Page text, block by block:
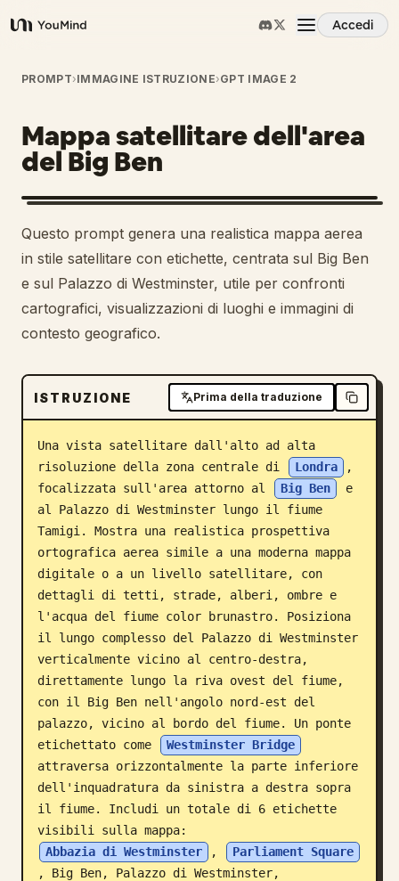
YouMind
Accedi
Panoramica
Casi d'uso
Abilità
Prompt
Prezzi
Blog
Aggiornamenti
PROMPT›IMMAGINE ISTRUZIONE›GPT IMAGE 2
Mappa satellitare dell'area
del Big Ben
Questo prompt genera una realistica mappa aerea
in stile satellitare con etichette, centrata sul Big Ben
e sul Palazzo di Westminster, utile per confronti
cartografici, visualizzazioni di luoghi e immagini di
contesto geografico.
ISTRUZIONE Prima della traduzione
Una vista satellitare dall'alto ad alta
risoluzione della zona centrale di
Londra
,
focalizzata sull'area attorno al
Big Ben
e
al Palazzo di Westminster lungo il fiume
Tamigi. Mostra una realistica prospettiva
ortografica aerea simile a una moderna mappa
digitale o a un livello satellitare, con
dettagli di tetti, strade, alberi, ombre e
l'acqua del fiume color brunastro. Posiziona
il lungo complesso del Palazzo di Westminster
verticalmente vicino al centro-destra,
direttamente lungo la riva ovest del fiume,
con il Big Ben nell'angolo nord-est del
palazzo, vicino al bordo del fiume. Un ponte
etichettato come
Westminster Bridge
attraversa orizzontalmente la parte inferiore
dell'inquadratura da sinistra a destra sopra
il fiume. Includi un totale di 6 etichette
visibili sulla mappa:
Abbazia di Westminster
,
Parliament Square
, Big Ben, Palazzo di Westminster,